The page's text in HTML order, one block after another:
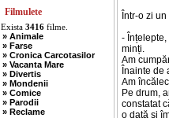
Filmulete
Exista 3416filme.
» Animale
» Farse
» Cronica Carcotasilor
» Vacanta Mare
» Divertis
» Mondenii
» Comice
» Parodii
» Reclame
Într-o zi
-
minți.
Am
Înainte de
Am
Pe drum,
constatat
o dată și